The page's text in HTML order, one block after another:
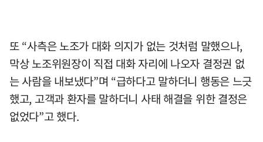
또 “사측은 노조가 대화 의지가 없는 것처럼 말했으나,
막상 노조위원장이 직접 대화 자리에 나오자 결정권 없
는 사람을 내보냈다”며 “급하다고 말하더니 행동은 느긋
했고, 고객과 환자를 말하더니 사태 해결을 위한 결정은
없었다”고 했다.